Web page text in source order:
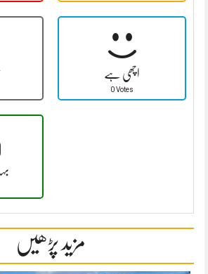
اچھی ہے
0 Votes
مزید پڑھیں